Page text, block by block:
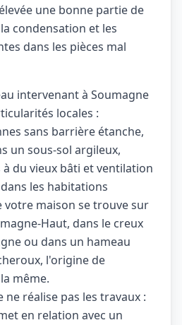
une bonne partie de
condensation et les
dans les pièces mal
intervenant à Soumagne
locales :
sans barrière étanche,
un sous-sol argileux,
à du vieux bâti et ventilation
les habitations
votre maison se trouve sur
Haut, dans le creux
ou dans un hameau
l'origine de
même.
ne réalise pas les travaux :
en relation avec un